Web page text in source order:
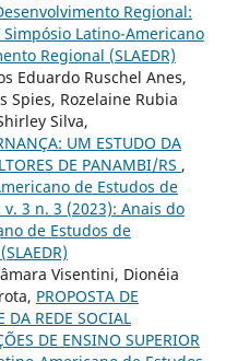
Regional:
Latino-Americano
Regional (SLAEDR)
Eduardo Ruschel Anes,
Spies, Rozelaine Rubia
Silva,
UM ESTUDO DA
DE PANAMBI/RS ,
de Estudos de
3 n. 3 (2023): Anais do
de Estudos de
Visentini, Dionéia
PROPOSTA DE
DA REDE SOCIAL
DE ENSINO SUPERIOR